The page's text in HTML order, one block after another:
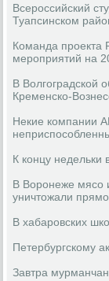
Всероссийский
Туапсинском
Команда проекта
мероприятий на
В Волгоградской
Кременско-
Некие компании
К концу недельки
В Воронеже мясо
уничтожали
В хабаровских
Петербургскому
Завтра